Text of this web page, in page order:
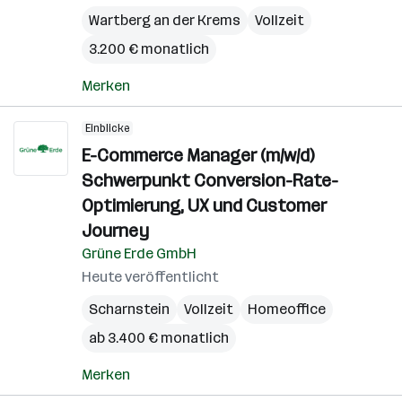
Wartberg an der Krems
Vollzeit
3.200 € monatlich
Merken
Einblicke
E-Commerce Manager (m/w/d)
Schwerpunkt Conversion-Rate-
Optimierung, UX und Customer
Journey
Grüne Erde GmbH
Heute veröffentlicht
Scharnstein
Vollzeit
Homeoffice
ab 3.400 € monatlich
Merken